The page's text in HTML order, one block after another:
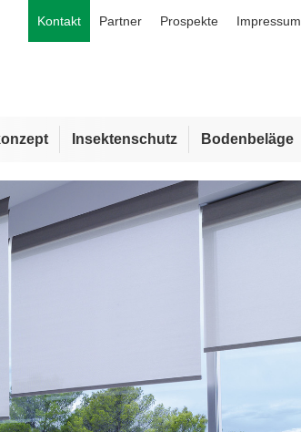
Kontakt Partner Prospekte Impressum
Insektenschutz Bodenbeläge